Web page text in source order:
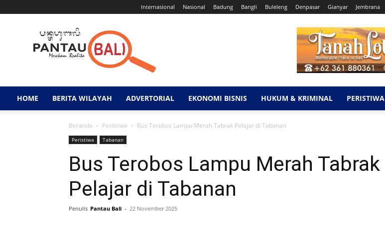
Internasional Nasional Badung Bangli Buleleng Denpasar Gianyar Jembrana
Pantau
Bali
HOME BERITA WILAYAH ADVERTORIAL EKONOMI BISNIS HUKUM & KRIMINAL PERISTIWA
Beranda Peristiwa Bus Terobos Lampu Merah Tabrak Pelajar di Tabanan
Peristiwa Tabanan
Bus Terobos Lampu Merah Tabrak
Pelajar di Tabanan
Penulis Pantau Bali - 22 November 2025